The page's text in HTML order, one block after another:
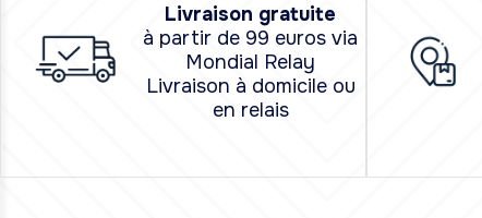
Livraison gratuite
à partir de 99 euros via
Mondial Relay
Livraison à domicile ou
en relais